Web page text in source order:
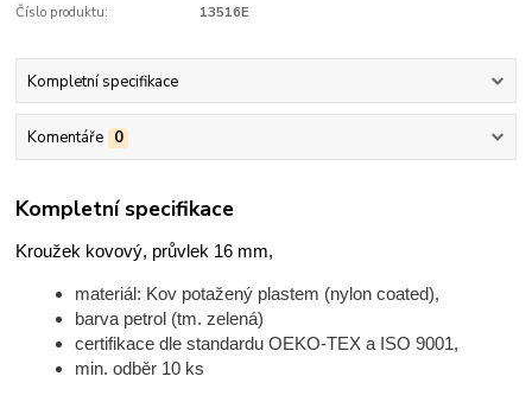
Číslo produktu: 13516E
Kompletní specifikace
Komentáře 0
Kompletní specifikace
Kroužek kovový, průvlek 16 mm,
materiál: Kov potažený plastem (nylon coated),
barva petrol (tm. zelená)
certifikace dle standardu OEKO-TEX a ISO 9001,
min. odběr 10 ks